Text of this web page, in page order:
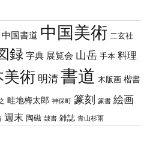
中国書道 中国美術 二玄社
録 字典 展覧会 山岳 手本 料理
美術 明清書道 木版画 楷書
畦地梅太郎 神保町 篆刻 篆書 絵画
週末 陶磁 隷書 雑誌 青山杉雨